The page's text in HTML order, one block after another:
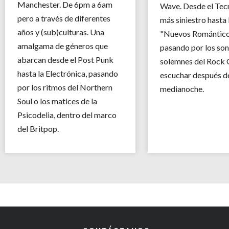
Manchester. De 6pm a 6am
pero a través de diferentes
años y (sub)culturas. Una
amalgama de géneros que
abarcan desde el Post Punk
hasta la Electrónica, pasando
por los ritmos del Northern
Soul o los matices de la
Psicodelia, dentro del marco
del Britpop.
Wave. Desde el
más siniestro hasta
"Nuevos
pasando por los
solemnes del Rock
escuchar después
medianoche.